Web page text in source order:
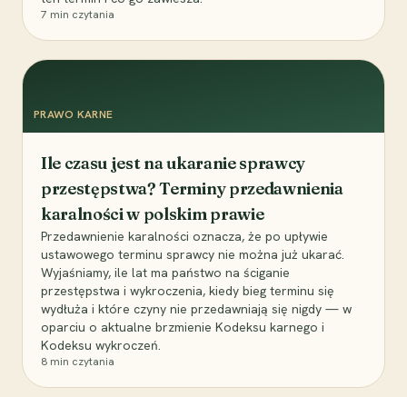
7 min czytania
PRAWO KARNE
Ile czasu jest na ukaranie sprawcy
przestępstwa? Terminy przedawnienia
karalności w polskim prawie
Przedawnienie karalności oznacza, że po upływie
ustawowego terminu sprawcy nie można już ukarać.
Wyjaśniamy, ile lat ma państwo na ściganie
przestępstwa i wykroczenia, kiedy bieg terminu się
wydłuża i które czyny nie przedawniają się nigdy — w
oparciu o aktualne brzmienie Kodeksu karnego i
Kodeksu wykroczeń.
8 min czytania